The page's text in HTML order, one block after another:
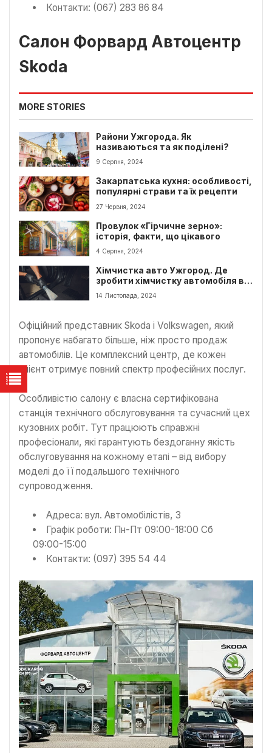
Контакти: (067) 283 86 84
Салон Форвард Автоцентр
Skoda
MORE STORIES
Райони Ужгорода. Як
називаються та як поділені?
9 Серпня, 2024
Закарпатська кухня: особливості,
популярні страви та їх рецепти
27 Червня, 2024
Провулок «Гірчичне зерно»:
історія, факти, що цікавого
4 Серпня, 2024
Хімчистка авто Ужгород. Де
зробити хімчистку автомобіля в
Ужгороді?
14 Листопада, 2024
Офіційний представник Skoda і Volkswagen, який
пропонує набагато більше, ніж просто продаж
автомобілів. Це комплексний центр, де кожен
клієнт отримує повний спектр професійних послуг.
Особливістю салону є власна сертифікована
станція технічного обслуговування та сучасний цех
кузовних робіт. Тут працюють справжні
професіонали, які гарантують бездоганну якість
обслуговування на кожному етапі – від вибору
моделі до її подальшого технічного
супроводження.
Адреса: вул. Автомобілістів, 3
Графік роботи: Пн-Пт 09:00-18:00 Сб
09:00-15:00
Контакти: (097) 395 54 44